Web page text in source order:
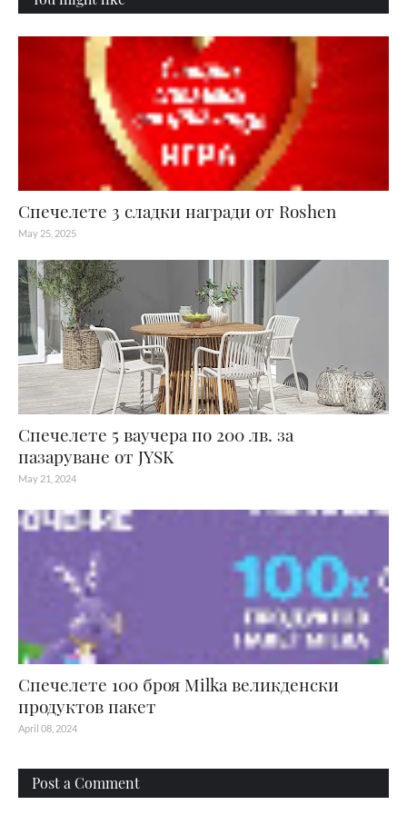
Спечелете 3 сладки награди от Roshen
May 25, 2025
Спечелете 5 ваучера по 200 лв. за
пазаруване от JYSK
May 21, 2024
Спечелете 100 броя Мilka великденски
продуктов пакет
April 08, 2024
Post a Comment